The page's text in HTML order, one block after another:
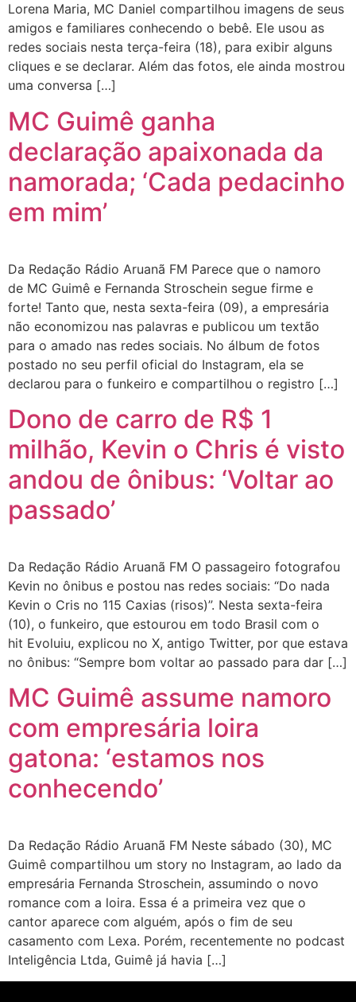
Lorena Maria, MC Daniel compartilhou imagens de seus
amigos e familiares conhecendo o bebê. Ele usou as
redes sociais nesta terça-feira (18), para exibir alguns
cliques e se declarar. Além das fotos, ele ainda mostrou
uma conversa […]
MC Guimê ganha
declaração apaixonada da
namorada; ‘Cada pedacinho
em mim’
Da Redação Rádio Aruanã FM Parece que o namoro
de MC Guimê e Fernanda Stroschein segue firme e
forte! Tanto que, nesta sexta-feira (09), a empresária
não economizou nas palavras e publicou um textão
para o amado nas redes sociais. No álbum de fotos
postado no seu perfil oficial do Instagram, ela se
declarou para o funkeiro e compartilhou o registro […]
Dono de carro de R$ 1
milhão, Kevin o Chris é visto
andou de ônibus: ‘Voltar ao
passado’
Da Redação Rádio Aruanã FM O passageiro fotografou
Kevin no ônibus e postou nas redes sociais: “Do nada
Kevin o Cris no 115 Caxias (risos)”. Nesta sexta-feira
(10), o funkeiro, que estourou em todo Brasil com o
hit Evoluiu, explicou no X, antigo Twitter, por que estava
no ônibus: “Sempre bom voltar ao passado para dar […]
MC Guimê assume namoro
com empresária loira
gatona: ‘estamos nos
conhecendo’
Da Redação Rádio Aruanã FM Neste sábado (30), MC
Guimê compartilhou um story no Instagram, ao lado da
empresária Fernanda Stroschein, assumindo o novo
romance com a loira. Essa é a primeira vez que o
cantor aparece com alguém, após o fim de seu
casamento com Lexa. Porém, recentemente no podcast
Inteligência Ltda, Guimê já havia […]